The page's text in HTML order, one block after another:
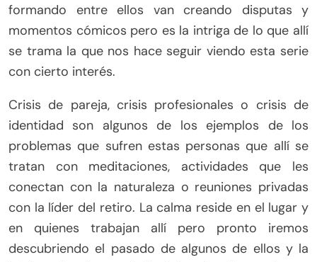
formando entre ellos van creando disputas y
momentos cómicos pero es la intriga de lo que allí
se trama la que nos hace seguir viendo esta serie
con cierto interés.
Crisis de pareja, crisis profesionales o crisis de
identidad son algunos de los ejemplos de los
problemas que sufren estas personas que allí se
tratan con meditaciones, actividades que les
conectan con la naturaleza o reuniones privadas
con la líder del retiro. La calma reside en el lugar y
en quienes trabajan allí pero pronto iremos
descubriendo el pasado de algunos de ellos y la